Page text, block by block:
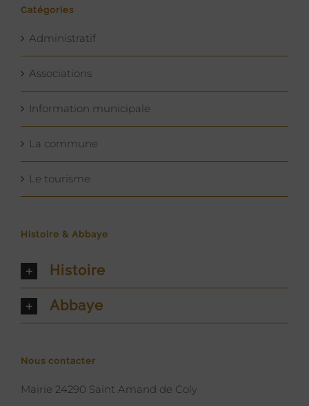
Catégories
Administratif
Associations
Information municipale
La commune
Le tourisme
Histoire & Abbaye
Histoire
Abbaye
Nous contacter
Mairie 24290 Saint Amand de Coly